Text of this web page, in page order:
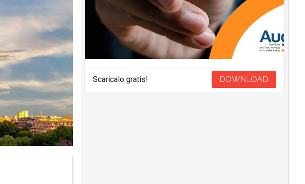
Scaricalo gratis! DOWNLOAD